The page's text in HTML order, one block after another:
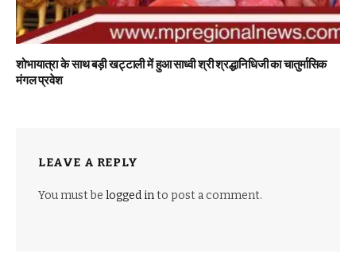
शोभायात्रा के साथ बड़ी खट्टाली में हुआ साध्वी श्री श्रद्धानिधिजी का चातुर्मासिक
मंगल प्रवेश
LEAVE A REPLY
You must be logged into post a comment.